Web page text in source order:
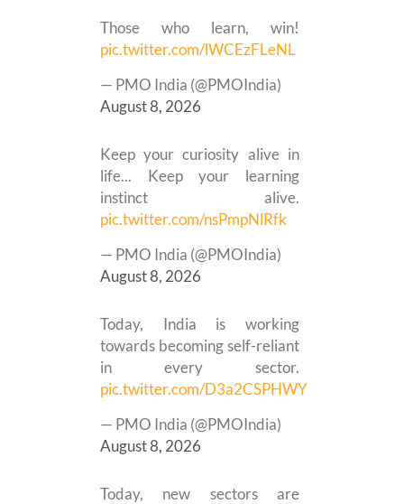
Those who learn, win!
pic.twitter.com/lWCEzFLeNL
— PMO India (@PMOIndia)
August 8, 2026
Keep your curiosity alive in
life... Keep your learning
instinct alive.
pic.twitter.com/nsPmpNlRfk
— PMO India (@PMOIndia)
August 8, 2026
Today, India is working
towards becoming self-reliant
in every sector.
pic.twitter.com/D3a2CSPHWY
— PMO India (@PMOIndia)
August 8, 2026
Today, new sectors are